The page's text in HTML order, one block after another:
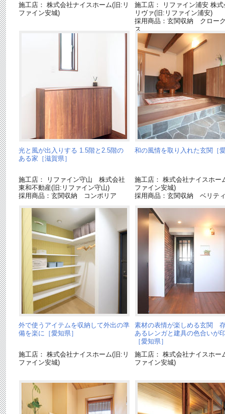
施工店： 株式会社ナイスホーム(旧:リ
ファイン安城)
施工店： リファイン浦安 株式
リヴァ(旧:リファイン浦安)
採用商品：玄関収納 クロー
ス
光と風が出入りする 1.5階と2.5階の
ある家［滋賀県］
施工店： リファイン守山 株式会社
東和不動産(旧:リファイン守山)
採用商品：玄関収納 コンポリア
和の風情を取り入れた玄関［
施工店： 株式会社ナイスホー
ファイン安城)
採用商品：玄関収納 ベリテ
外で使うアイテムを収納して外出の準
備を楽に［愛知県］
施工店： 株式会社ナイスホーム(旧:リ
ファイン安城)
素材の表情が楽しめる玄関
あるレンガと建具の色合いが
［愛知県］
施工店： 株式会社ナイスホー
ファイン安城)